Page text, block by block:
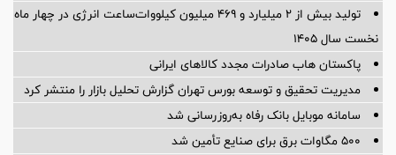
تولید بیش از ۲ میلیارد و ۴۶۹ میلیون کیلووات‌ساعت انرژی در چهار ماه
نخست سال ۱۴۰۵
پاکستان هاب صادرات مجدد کالاهای ایرانی
مدیریت تحقیق و توسعه‌ بورس تهران گزارش تحلیل بازار را منتشر کرد
سامانه موبایل بانک رفاه به‌روزرسانی شد
۵۰۰ مگاوات برق برای صنایع تأمین شد